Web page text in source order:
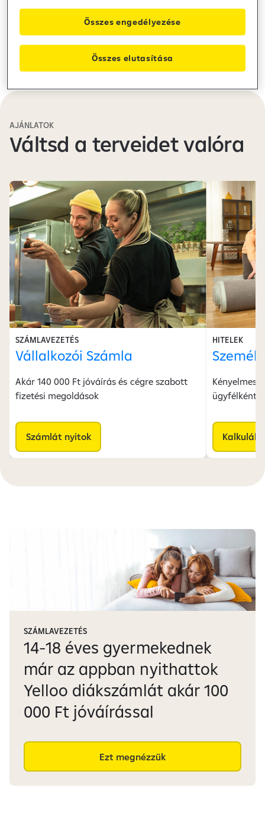
Segítség a
bankoláshoz
AJÁNLATOK
Váltsd a terveidet valóra
SZÁMLAVEZETÉS
Vállalkozói Számla
Akár 140 000 Ft jóváírás és cégre szabott
fizetési megoldások
Számlát nyitok
HITELEK
ügyfélként
SZÁMLAVEZETÉS
14-18 éves gyermekednek
már az appban nyithattok
Yelloo diákszámlát akár 100
000 Ft jóváírással
Ezt megnézzük
Összes elutasítása
Összes engedélyezése